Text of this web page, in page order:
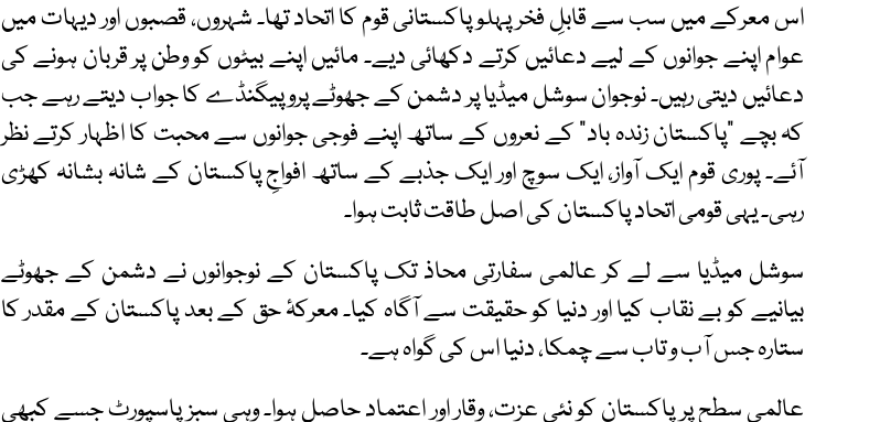
اس معرکے میں سب سے قابلِ فخر پہلو پاکستانی قوم کا اتحاد تھا۔ شہروں، قصبوں اور دیہات میں
عوام اپنے جوانوں کے لیے دعائیں کرتے دکھائی دیے۔ مائیں اپنے بیٹوں کو وطن پر قربان ہونے کی
دعائیں دیتی رہیں۔ نوجوان سوشل میڈیا پر دشمن کے جھوٹے پروپیگنڈے کا جواب دیتے رہے جب
کہ بچے "پاکستان زندہ باد" کے نعروں کے ساتھ اپنے فوجی جوانوں سے محبت کا اظہار کرتے نظر
آئے۔ پوری قوم ایک آواز، ایک سوچ اور ایک جذبے کے ساتھ افواجِ پاکستان کے شانہ بشانہ کھڑی
رہی۔ یہی قومی اتحاد پاکستان کی اصل طاقت ثابت ہوا۔
سوشل میڈیا سے لے کر عالمی سفارتی محاذ تک پاکستان کے نوجوانوں نے دشمن کے جھوٹے
بیانیے کو بے نقاب کیا اور دنیا کو حقیقت سے آگاہ کیا۔ معرکۂ حق کے بعد پاکستان کے مقدر کا
ستارہ جس آب و تاب سے چمکا، دنیا اس کی گواہ ہے۔
عالمی سطح پر پاکستان کو نئی عزت، وقار اور اعتماد حاصل ہوا۔ وہی سبز پاسپورٹ جسے کبھی